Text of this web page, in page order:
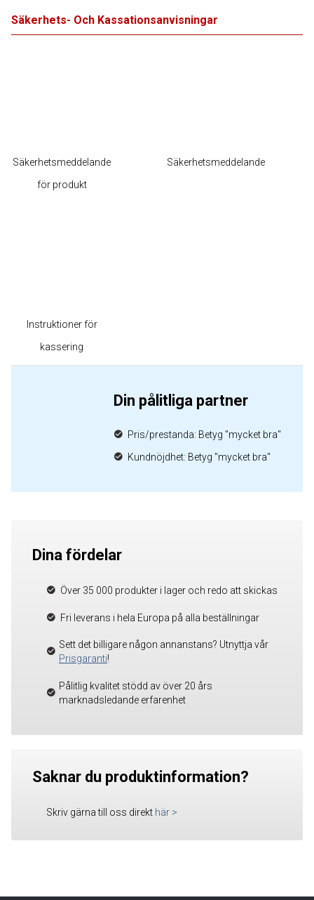
Säkerhets- Och Kassationsanvisningar
Säkerhetsmeddelande
för produkt
Säkerhetsmeddelande
Instruktioner för
kassering
Din pålitliga partner
Pris/prestanda: Betyg "mycket bra"
Kundnöjdhet: Betyg "mycket bra"
Dina fördelar
Över 35 000 produkter i lager och redo att skickas
Fri leverans i hela Europa på alla beställningar
Sett det billigare någon annanstans? Utnyttja vår
Prisgaranti!
Pålitlig kvalitet stödd av över 20 års
marknadsledande erfarenhet
Saknar du produktinformation?
Skriv gärna till oss direkt här >